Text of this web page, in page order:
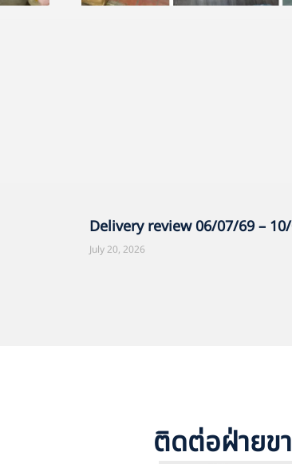
Delivery review 06/07/69 –
July 20, 2026
ติดต่อฝ่ายข